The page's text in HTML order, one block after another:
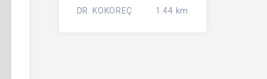
DR. KOKOREÇ 1.44 km